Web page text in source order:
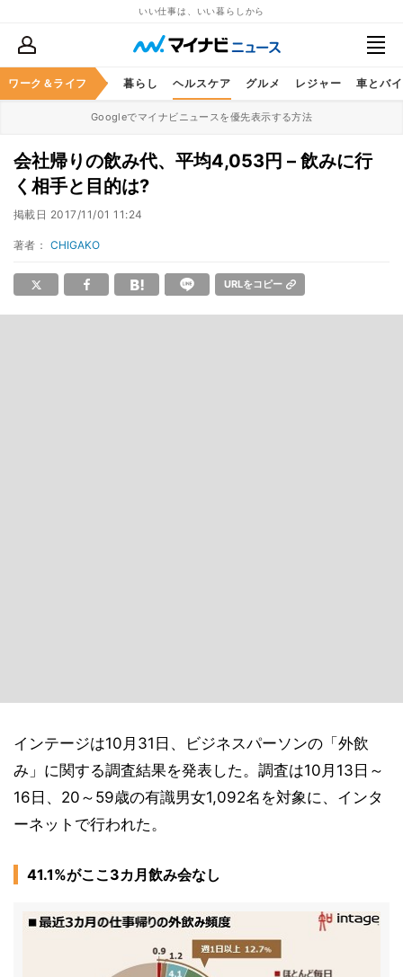
いい仕事は、いい暮らしから
ワーク＆ライフ
ススキル マネー 暮らし ヘルスケア グルメ レジャー 車とバ
Googleでマイナビニュースを優先表示する方法
会社帰りの飲み代、平均4,053円 – 飲みに行
く相手と目的は?
掲載日 2017/11/01 11:24
著者： CHIGAKO
URLをコピー
インテージは10月31日、ビジネスパーソンの「外飲
み」に関する調査結果を発表した。調査は10月13日～
16日、20～59歳の有識男女1,092名を対象に、インタ
ーネットで行われた。
41.1%がここ3カ月飲み会なし